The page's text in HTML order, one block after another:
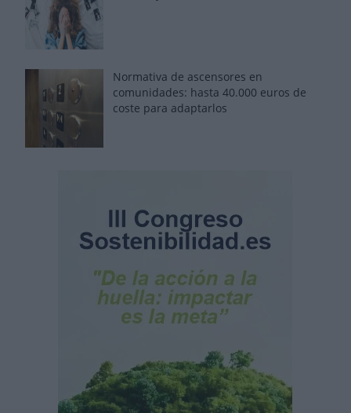
Normativa de ascensores en
comunidades: hasta 40.000 euros de
coste para adaptarlos